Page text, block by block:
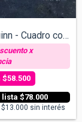
Harley Quinn - Cuadro con Espejos - v/ta...
$78.000
$58.500
$13.000 sin interés